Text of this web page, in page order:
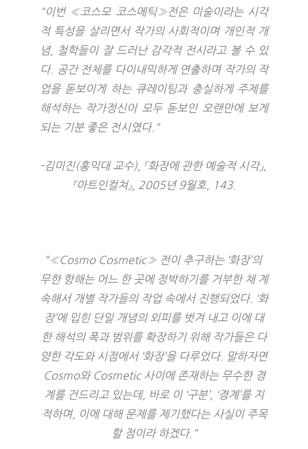
"이번 «코스모 코스메틱»전은 미술이라는 시각
적 특성을 살리면서 작가의 사회적이며 개인적 개
념, 철학들이 잘 드러난 감각적 전시라고 볼 수 있
다. 공간 전체를 다이내믹하게 연출하며 작가의 작
업을 돋보이게 하는 큐레이팅과 충실하게 주제를
해석하는 작가정신이 모두 돋보인 오랜만에 보게
되는 기분 좋은 전시였다."
『아트인컬쳐』, 2005년 9월호, 143.
"«Cosmo Cosmetic» 전이 추구하는 ‘화장’의
무한 항해는 어느 한 곳에 정박하기를 거부한 채 계
속해서 개별 작가들의 작업 속에서 진행되었다. ‘화
장’에 입힌 단일 개념의 외피를 벗겨 내고 이에 대
한 해석의 폭과 범위를 확장하기 위해 작가들은 다
양한 각도와 시점에서 ‘화장’을 다루었다. 말하자면
Cosmo와 Cosmetic 사이에 존재하는 무수한 경
계를 건드리고 있는데, 바로 이 ‘구분’, ‘경계’를 지
적하며, 이에 대해 문제를 제기했다는 사실이 주목
할 점이라 하겠다."